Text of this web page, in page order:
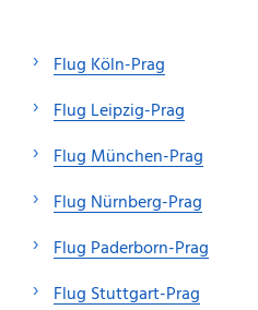
Flug Köln-Prag
Flug Leipzig-Prag
Flug München-Prag
Flug Nürnberg-Prag
Flug Paderborn-Prag
Flug Stuttgart-Prag